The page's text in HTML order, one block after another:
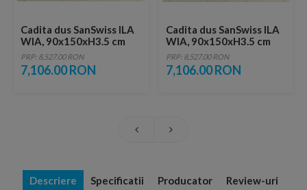
Cadita dus SanSwiss ILA
WIA, 90x150xH3.5 cm
marmura compozita,
negru granit
PRP: 8,527.00 RON
7,106.00 RON
Cadita dus SanSwiss ILA
WIA, 90x150xH3.5 cm
marmura sintetica
neagra, capac crom
PRP: 8,527.00 RON
7,106.00 RON
Descriere Specificatii Producator Review-uri